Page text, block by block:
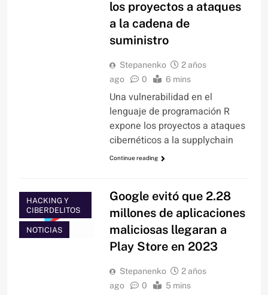
los proyectos a ataques
a la cadena de
suministro
Stepanenko
2 años
ago
0 6 mins
Una vulnerabilidad en el
lenguaje de programación R
expone los proyectos a ataques
cibernéticos a la supplychain
Continue reading
HACKING Y
CIBERDELITOS
NOTICIAS
Google evitó que 2.28
millones de aplicaciones
maliciosas llegaran a
Play Store en 2023
Stepanenko
2 años
ago
0 5 mins